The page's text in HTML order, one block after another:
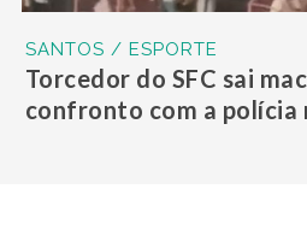
SANTOS / ESPORTE
Torcedor do SFC sai
confronto com a polícia